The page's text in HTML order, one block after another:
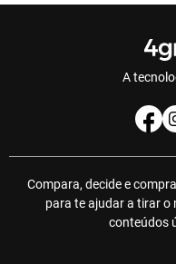
A
Compara, decide e
para te ajudar a tirar o
conteúdos